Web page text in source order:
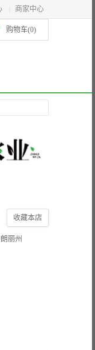
商家中心
购物车(0)
收藏本店
丽州